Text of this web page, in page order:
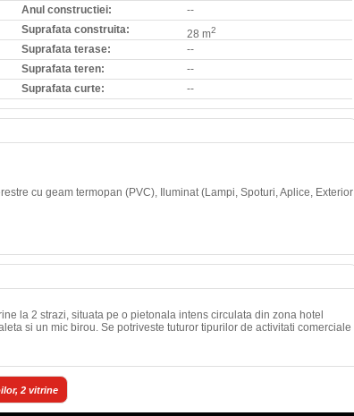
Anul constructiei:
--
Suprafata construita:
28 m2
Suprafata terase:
--
Suprafata teren:
--
Suprafata curte:
--
cu geam termopan (PVC), Iluminat (Lampi, Spoturi, Aplice, Exterior
la 2 strazi, situata pe o pietonala intens circulata din zona hotel
si un mic birou. Se potriveste tuturor tipurilor de activitati comerciale
2 vitrine